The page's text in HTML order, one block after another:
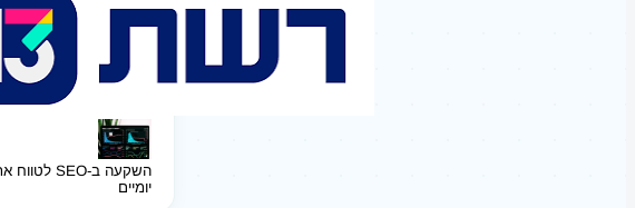
השקעה ב-SEO לטווח ארוך
יומיים